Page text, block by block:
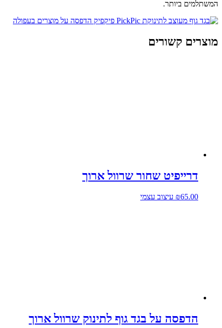
המשתלמים ביותר.
מוצרים קשורים
דרייפיט שחור שרוול ארוך
₪65.00 עיצוב עצמילמוצר
הדפסה על בגד גוף לתינוק שרוול ארוך